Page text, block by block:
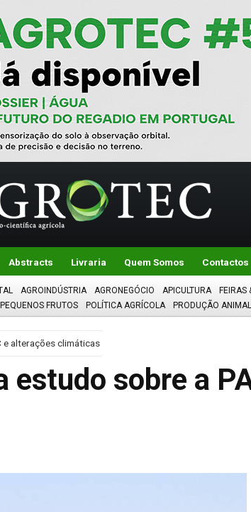
Abstracts Livraria Quem Somos Contactos
AGROINDÚSTRIA AGRONEGÓCIO APICULTURA FEIRAS
PEQUENOS FRUTOS POLÍTICA AGRÍCOLA PRODUÇÃO ANIMAL
e alterações climáticas
estudo sobre a